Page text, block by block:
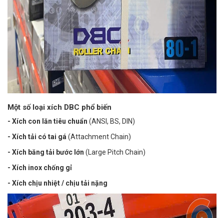
Một số loại xích DBC phổ biến
- Xích con lăn tiêu chuẩn (ANSI, BS, DIN)
- Xích tải có tai gá (Attachment Chain)
- Xích băng tải bước lớn (Large Pitch Chain)
- Xích inox chống gỉ
- Xích chịu nhiệt / chịu tải nặng